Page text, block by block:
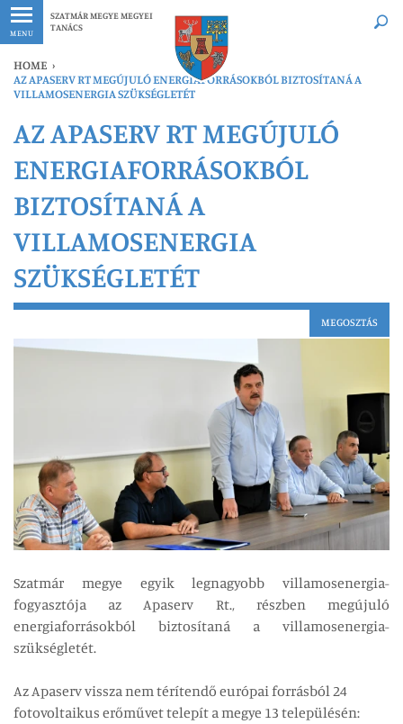
MENU
SZATMÁR MEGYE MEGYEI
TANÁCS
Legfrissebb Bármikor
HOME ›
AZ APASERV RT MEGÚJULÓ ENERGIAFORRÁSOKBÓL BIZTOSÍTANÁ A
VILLAMOSENERGIA SZÜKSÉGLETÉT
AZ APASERV RT MEGÚJULÓ
ENERGIAFORRÁSOKBÓL
BIZTOSÍTANÁ A
VILLAMOSENERGIA
SZÜKSÉGLETÉT
MEGOSZTÁS
Szatmár megye egyik legnagyobb villamosenergia-
fogyasztója az Apaserv Rt., részben megújuló
energiaforrásokból biztosítaná a villamosenergia-
szükségletét.
Az Apaserv vissza nem térítendő európai forrásból 24
fotovoltaikus erőművet telepít a megye 13 településén: